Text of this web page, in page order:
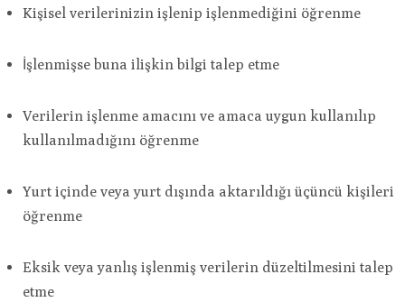
Kişisel verilerinizin işlenip işlenmediğini öğrenme
İşlenmişse buna ilişkin bilgi talep etme
Verilerin işlenme amacını ve amaca uygun kullanılıp
kullanılmadığını öğrenme
Yurt içinde veya yurt dışında aktarıldığı üçüncü kişileri
öğrenme
Eksik veya yanlış işlenmiş verilerin düzeltilmesini talep
etme